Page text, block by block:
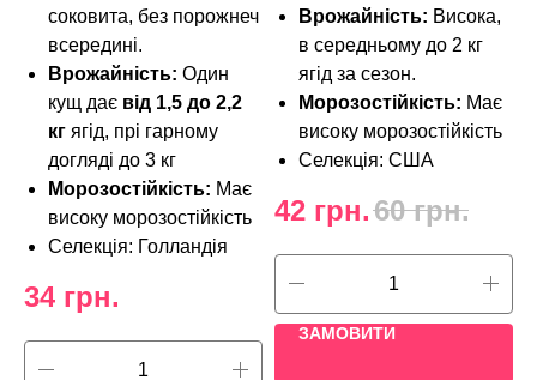
соковита, без порожнеч
всередині.
Врожайність: Один
кущ дає від 1,5 до 2,2
кг ягід, прі гарному
догляді до 3 кг
Морозостійкість: Має
високу морозостійкість
Селекція: Голландія
34 грн.
Врожайність: Висока,
в середньому до 2 кг
ягід за сезон.
Морозостійкість: Має
високу морозостійкість
Селекція: США
42 грн.60 грн.
ЗАМОВИТИ